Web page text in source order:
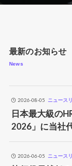
最新のお知らせ
News
2026-08-05 ニュース
日本最大級の
2026」に当社
2026-06-05 ニュース